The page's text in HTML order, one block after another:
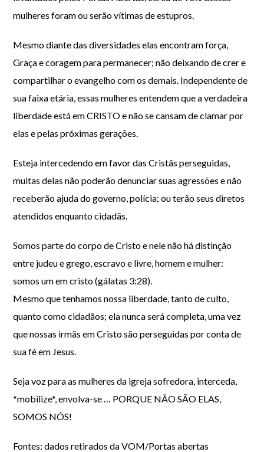
mulheres foram ou serão vítimas de estupros.
Mesmo diante das diversidades elas encontram força,
Graça e coragem para permanecer; não deixando de crer e
compartilhar o evangelho com os demais. Independente de
sua faixa etária, essas mulheres entendem que a verdadeira
liberdade está em CRISTO e não se cansam de clamar por
elas e pelas próximas gerações.
Esteja intercedendo em favor das Cristãs perseguidas,
muitas delas não poderão denunciar suas agressões e não
receberão ajuda do governo, polícia; ou terão seus diretos
atendidos enquanto cidadãs.
Somos parte do corpo de Cristo e nele não há distinção
entre judeu e grego, escravo e livre, homem e mulher:
somos um em cristo (gálatas 3:28).
Mesmo que tenhamos nossa liberdade, tanto de culto,
quanto como cidadãos; ela nunca será completa, uma vez
que nossas irmãs em Cristo são perseguidas por conta de
sua fé em Jesus.
Seja voz para as mulheres da igreja sofredora, interceda,
*mobilize*, envolva-se … PORQUE NÃO SÃO ELAS,
SOMOS NÓS!
Fontes: dados retirados da VOM/Portas abertas